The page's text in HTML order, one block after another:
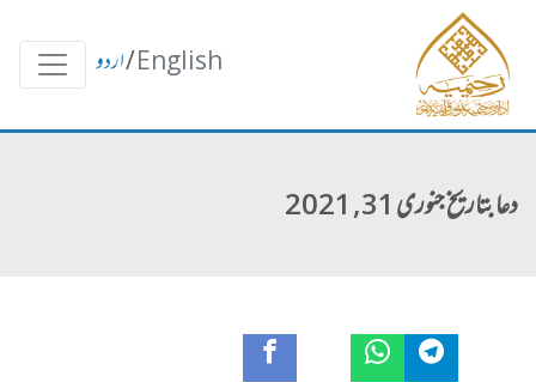
English
/اردو
دعا بتاریخ جنوری 31, 2021